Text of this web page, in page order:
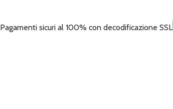
Pagamenti sicuri al 100% con decodificazione SSL